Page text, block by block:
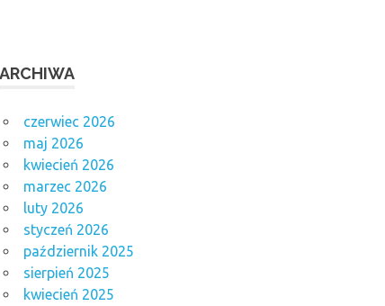
ARCHIWA
czerwiec 2026
maj 2026
kwiecień 2026
marzec 2026
luty 2026
styczeń 2026
październik 2025
sierpień 2025
kwiecień 2025